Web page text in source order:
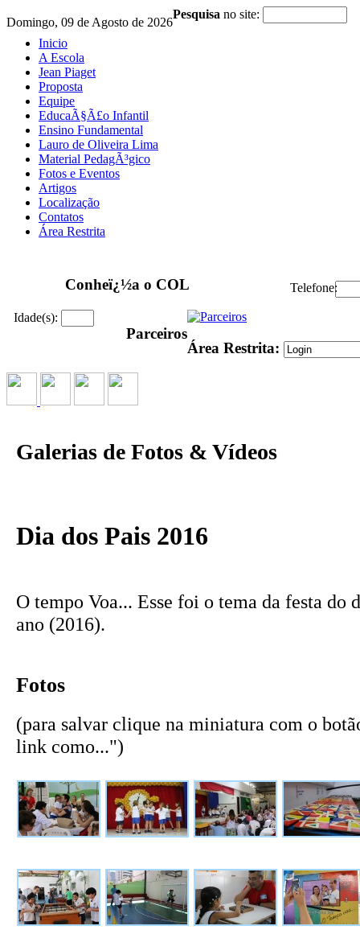
Domingo, 09 de Agosto de 2026
Pesquisa no site:
Inicio
A Escola
Jean Piaget
Proposta
Equipe
EducaÃ§Ã£o Infantil
Ensino Fundamental
Lauro de Oliveira Lima
Material PedagÃ³gico
Fotos e Eventos
Artigos
Localização
Contatos
Área Restrita
Conheï¿½a o COL Telefone:
Idade(s):
Parceiros
Área Restrita:
Galerias de Fotos & Vídeos
Dia dos Pais 2016
O tempo Voa... Esse foi o tema da festa do
ano (2016).
Fotos
(para salvar clique na miniatura com o
link como...")